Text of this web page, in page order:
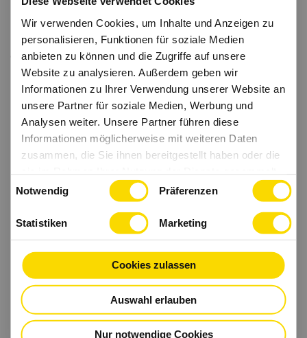
Wir verwenden Cookies, um Inhalte und Anzeigen zu
personalisieren, Funktionen für soziale Medien
anbieten zu können und die Zugriffe auf unsere
Website zu analysieren. Außerdem geben wir
Informationen zu Ihrer Verwendung unserer Website an
unsere Partner für soziale Medien, Werbung und
Analysen weiter. Unsere Partner führen diese
Informationen möglicherweise mit weiteren Daten
zusammen, die Sie ihnen bereitgestellt haben oder die
haben.
Notwendig Präferenzen
Statistiken Marketing
Cookies zulassen
Auswahl erlauben
Nur notwendige Cookies